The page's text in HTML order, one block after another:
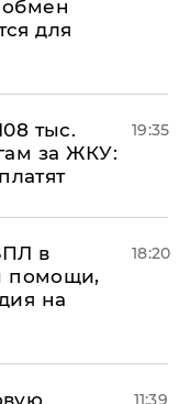
для
тыс.
за ЖКУ:
19:35
в
помощи,
на
18:20
11:39